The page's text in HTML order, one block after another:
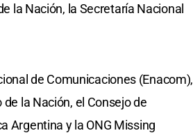
la Nación, la Secretaría Nacional
de Comunicaciones (Enacom),
la Nación, el Consejo de
Argentina y la ONG Missing